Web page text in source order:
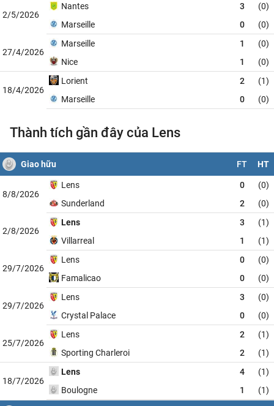
2/5/2026
Nantes 3
(0)
Marseille
0 (0)
27/4/2026
Marseille 1
(0)
Nice
1 (0)
18/4/2026
Lorient 2
(1)
Marseille
0 (0)
Thành tích gần đây của Lens
Giao hữu FT HT
8/8/2026
Lens 0
(0)
Sunderland
2 (0)
2/8/2026
Lens 3
(1)
Villarreal
1 (1)
29/7/2026
Lens 0
(0)
Famalicao
0 (0)
29/7/2026
Lens 3
(0)
Crystal Palace
0 (0)
25/7/2026
Lens 2
(1)
Sporting Charleroi
2 (1)
18/7/2026
Lens 4
(1)
Boulogne
1 (1)